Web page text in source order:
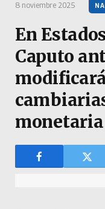
8 noviembre 2025
En
Caputo